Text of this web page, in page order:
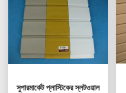
সুপারমার্কেট প্লাস্টিকের স্লটওয়াল